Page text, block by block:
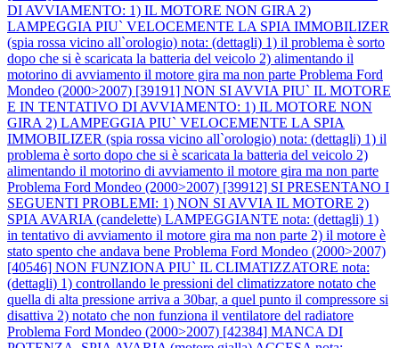
DI AVVIAMENTO: 1) IL MOTORE NON GIRA 2)
LAMPEGGIA PIU` VELOCEMENTE LA SPIA IMMOBILIZER
(spia rossa vicino all`orologio) nota: (dettagli) 1) il problema è sorto
dopo che si è scaricata la batteria del veicolo 2) alimentando il
motorino di avviamento il motore gira ma non parte Problema Ford
Mondeo (2000>2007) [39191] NON SI AVVIA PIU` IL MOTORE
E IN TENTATIVO DI AVVIAMENTO: 1) IL MOTORE NON
GIRA 2) LAMPEGGIA PIU` VELOCEMENTE LA SPIA
IMMOBILIZER (spia rossa vicino all`orologio) nota: (dettagli) 1) il
problema è sorto dopo che si è scaricata la batteria del veicolo 2)
alimentando il motorino di avviamento il motore gira ma non parte
Problema Ford Mondeo (2000>2007) [39912] SI PRESENTANO I
SEGUENTI PROBLEMI: 1) NON SI AVVIA IL MOTORE 2)
SPIA AVARIA (candelette) LAMPEGGIANTE nota: (dettagli) 1)
in tentativo di avviamento il motore gira ma non parte 2) il motore è
stato spento che andava bene Problema Ford Mondeo (2000>2007)
[40546] NON FUNZIONA PIU` IL CLIMATIZZATORE nota:
(dettagli) 1) controllando le pressioni del climatizzatore notato che
quella di alta pressione arriva a 30bar, a quel punto il compressore si
disattiva 2) notato che non funziona il ventilatore del radiatore
Problema Ford Mondeo (2000>2007) [42384] MANCA DI